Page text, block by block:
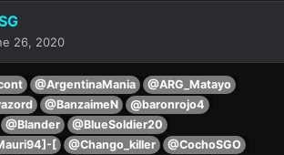
26, 2020
@ArgentinaMania
@ARG_Matayo
@BanzaimeN
@baronrojo4
@Blander
@BlueSoldier20
[
@Chango_killer
@CochoSGO